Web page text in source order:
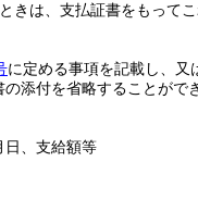
は、支払証書をもってこ
に定める事項を記載し、又
添付を省略することがで
、支給額等